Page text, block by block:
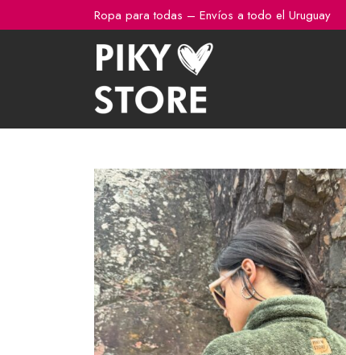
al
Ropa para todas – Envíos a todo el Uruguay